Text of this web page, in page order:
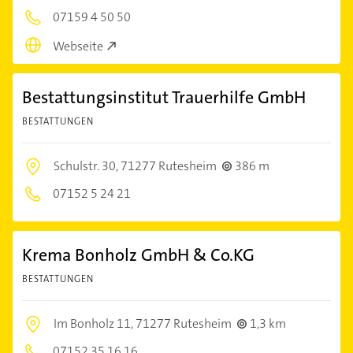
07159 4 50 50
Webseite
Bestattungsinstitut Trauerhilfe GmbH
BESTATTUNGEN
Schulstr. 30,71277 Rutesheim
386 m
07152 5 24 21
Krema Bonholz GmbH & Co.KG
BESTATTUNGEN
Im Bonholz 11,71277 Rutesheim
1,3 km